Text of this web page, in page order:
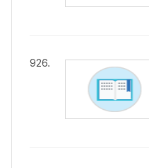
926.